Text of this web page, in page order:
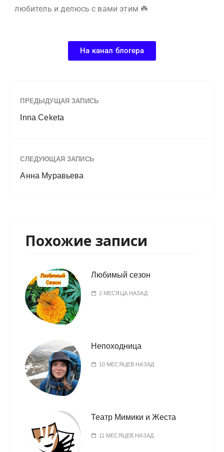
любитель и делюсь с вами этим ☘️
На канал блогера
ПРЕДЫДУЩАЯ ЗАПИСЬ
Inna Ceketa
СЛЕДУЮЩАЯ ЗАПИСЬ
Анна Муравьева
Похожие записи
Любимый сезон
2 МЕСЯЦА НАЗАД
Непоходница
10 МЕСЯЦЕВ НАЗАД
Театр Мимики и Жеста
11 МЕСЯЦЕВ НАЗАД